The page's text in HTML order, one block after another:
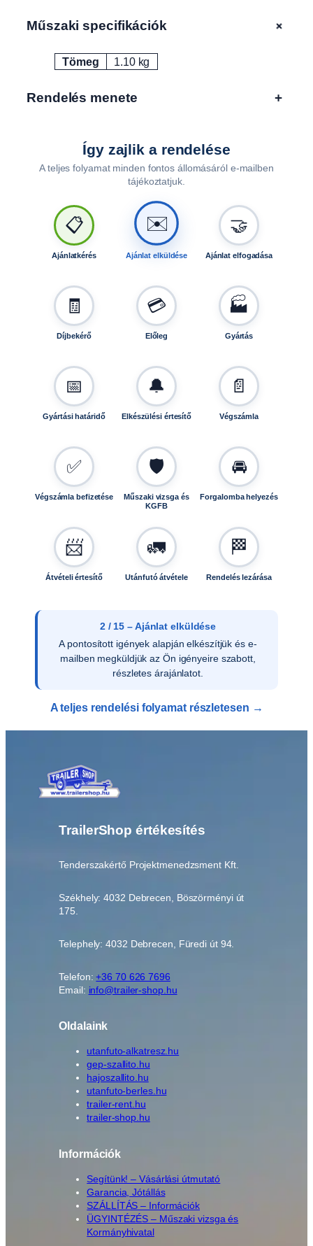
4
0
Műszaki specifikációk +
Attribútumok Érték
Tömeg 1.10 kg
Rendelés menete +
Így zajlik a rendelése
A teljes folyamat minden fontos állomásáról e-mailben
tájékoztatjuk.
📋
Ajánlatkérés
✉️
Ajánlat elküldése
🤝
Ajánlat elfogadása
🧾
Díjbekérő
💳
Előleg
🏭
Gyártás
📅
Gyártási határidő
🔔
Elkészülési értesítő
📄
Végszámla
✅
Végszámla befizetése
🛡️
Műszaki vizsga és
KGFB
🚘
Forgalomba helyezés
📨
Átvételi értesítő
🚛
Utánfutó átvétele
🏁
Rendelés lezárása
2 / 15 – Ajánlat elküldése
A pontosított igények alapján elkészítjük és e-
mailben megküldjük az Ön igényeire szabott,
részletes árajánlatot.
A teljes rendelési folyamat részletesen →
TrailerShop értékesítés
Tenderszakértő Projektmenedzsment Kft.
Székhely: 4032 Debrecen, Böszörményi út
175.
Telephely: 4032 Debrecen, Füredi út 94.
Telefon:+36 70 626 7696
Email: info@trailer-shop.hu
Oldalaink
utanfuto-alkatresz.hu
gep-szallito.hu
hajoszallito.hu
utanfuto-berles.hu
trailer-rent.hu
trailer-shop.hu
Információk
Segítünk! – Vásárlási útmutató
Garancia, Jótállás
SZÁLLÍTÁS – Információk
ÜGYINTÉZÉS – Műszaki vizsga és
Kormányhivatal